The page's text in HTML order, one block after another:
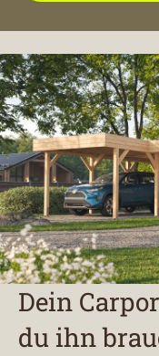
Dein
du ihn